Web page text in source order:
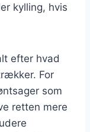
kylling, hvis
efter hvad
For
som
retten mere